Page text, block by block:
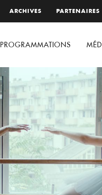
ARCHIVES PARTENAIRES
PROGRAMMATIONS